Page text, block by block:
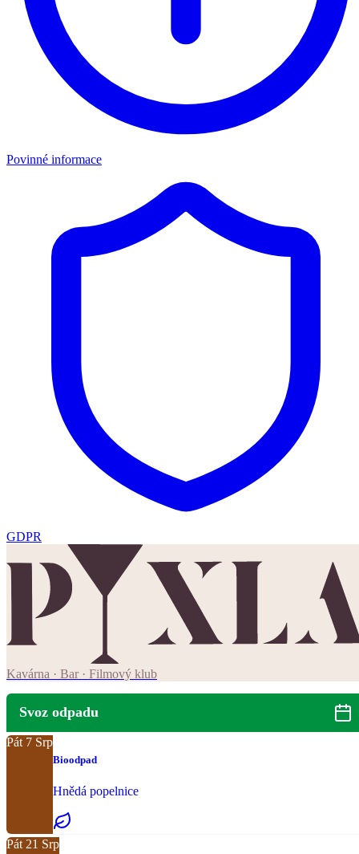
Povinné informace
GDPR
Kavárna · Bar · Filmový klub
Svoz odpadu
Pát 7 Srp
Bioodpad
Hnědá popelnice
Pát 21 Srp